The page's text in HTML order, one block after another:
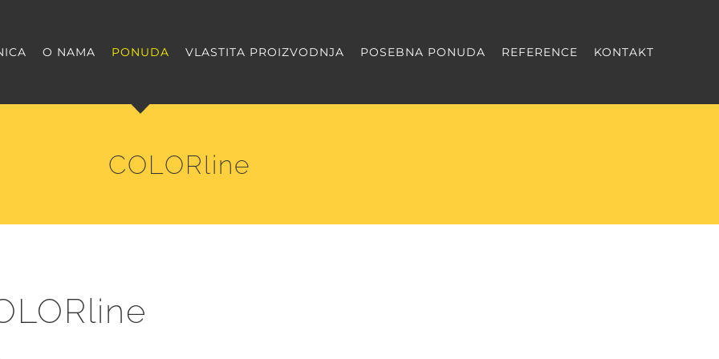
O NAMA PONUDA VLASTITA PROIZVODNJA POSEBNA PONUDA REFERENCE KONTAKT
COLORline